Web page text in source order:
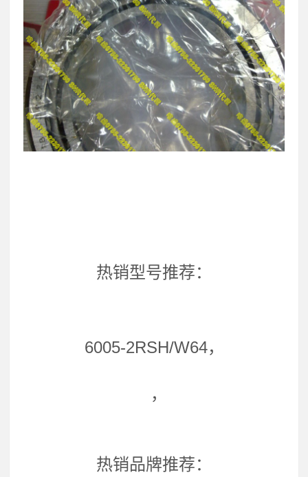
热销型号推荐：
6005-2RSH/W64，
，
热销品牌推荐：